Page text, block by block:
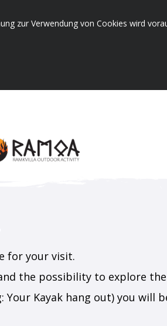
zur Verwendung von Cookies wird
for your visit.
the possibility to explore the
Your Kayak hang out) you will